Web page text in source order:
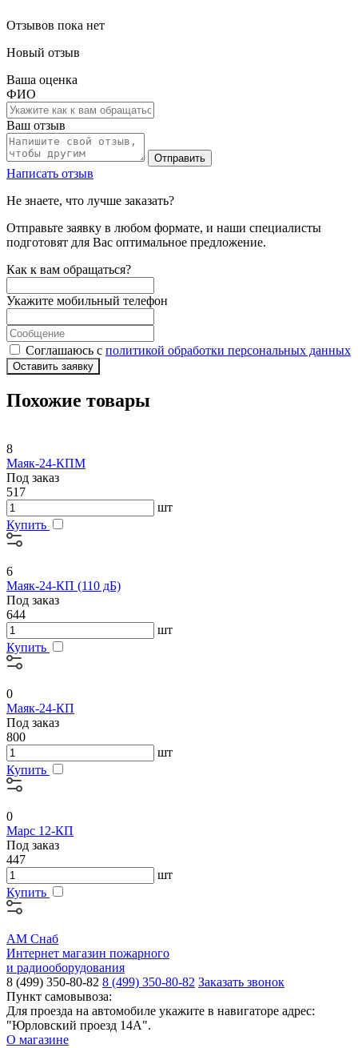
Отзывов пока нет
Новый отзыв
Ваша оценка
ФИО
Ваш отзыв
Отправить
Написать отзыв
Не знаете, что лучше заказать?
Отправьте заявку в любом формате, и наши специалисты
подготовят для Вас оптимальное предложение.
Как к вам обращаться?
Укажите мобильный телефон
Соглашаюсь с политикой обработки персональных данных
Оставить заявку
Похожие товары
8
Маяк-24-КПМ
Под заказ
517
шт
Купить
6
Маяк-24-КП (110 дБ)
Под заказ
644
шт
Купить
0
Маяк-24-КП
Под заказ
800
шт
Купить
0
Марс 12-КП
Под заказ
447
шт
Купить
АМ Снаб
Интернет магазин пожарного
и радиооборудования
8 (499) 350-80-82 8 (499) 350-80-82 Заказать звонок
Пункт самовывоза:
Для проезда на автомобиле укажите в навигаторе адрес:
"Юрловский проезд 14А".
О магазине